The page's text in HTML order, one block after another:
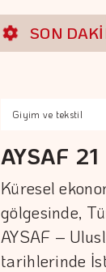
SON
Giyim ve tekstil
AYSAF
Küresel
gölgesinde,
AYSAF –
tarihlerinde